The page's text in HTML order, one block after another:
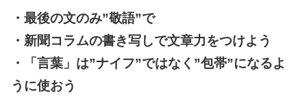
・最後の文のみ”敬語”で
・新聞コラムの書き写しで文章力をつけよう
・「言葉」は”ナイフ”ではなく”包帯”になるよ
うに使おう